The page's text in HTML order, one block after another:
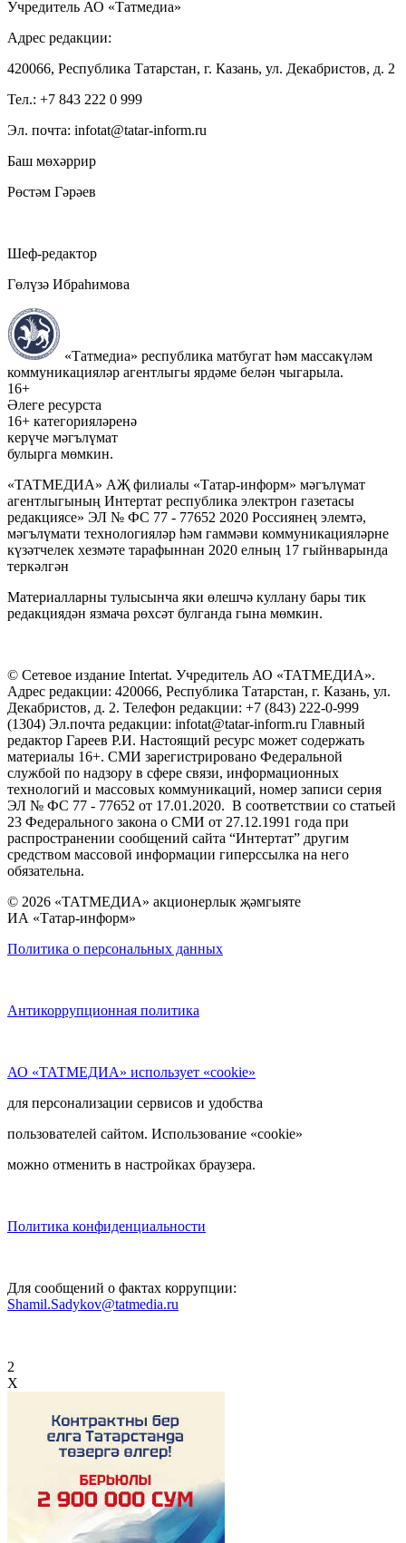
Учредитель АО «Татмедиа»
Адрес редакции:
420066, Республика Татарстан, г. Казань, ул. Декабристов, д. 2
Тел.: +7 843 222 0 999
Эл. почта: infotat@tatar-inform.ru
Баш мөхәррир
Рөстәм Гәрәев
Шеф-редактор
Гөлүзә Ибраһимова
«Татмедиа» республика матбугат һәм массакүләм
коммуникацияләр агентлыгы ярдәме белән чыгарыла.
16+
Әлеге ресурста
16+ категорияләренә
керүче мәгълүмат
булырга мөмкин.
«ТАТМЕДИА» АҖ филиалы «Татар-информ» мәгълүмат
агентлыгының Интертат республика электрон газетасы
редакциясе» ЭЛ № ФС 77 - 77652 2020 Россиянең элемтә,
мәгълүмати технологияләр һәм гаммәви коммуникацияләрне
күзәтчелек хезмәте тарафыннан 2020 елның 17 гыйнварында
теркәлгән
Материалларны тулысынча яки өлешчә куллану бары тик
редакциядән язмача рөхсәт булганда гына мөмкин.
© Сетевое издание Intertat. Учредитель АО «ТАТМЕДИА».
Адрес редакции: 420066, Республика Татарстан, г. Казань, ул.
Декабристов, д. 2. Телефон редакции: +7 (843) 222-0-999
(1304) Эл.почта редакции: infotat@tatar-inform.ru Главный
редактор Гареев Р.И. Настоящий ресурс может содержать
материалы 16+. СМИ зарегистрировано Федеральной
службой по надзору в сфере связи, информационных
технологий и массовых коммуникаций, номер записи серия
ЭЛ № ФС 77 - 77652 от 17.01.2020. В соответствии со статьей
23 Федерального закона о СМИ от 27.12.1991 года при
распространении сообщений сайта “Интертат” другим
средством массовой информации гиперссылка на него
обязательна.
© 2026 «ТАТМЕДИА» акционерлык җәмгыяте
ИА «Татар-информ»
Политика о персональных данных
Антикоррупционная политика
АО «ТАТМЕДИА» использует «cookie»
для персонализации сервисов и удобства
пользователей сайтом. Использование «cookie»
можно отменить в настройках браузера.
Политика конфиденциальности
Для сообщений о фактах коррупции:
Shamil.Sadykov@tatmedia.ru
2
X